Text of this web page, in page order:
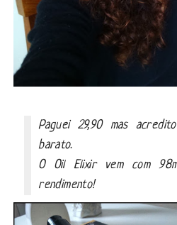
Paguei 29,90 mas
barato.
O Oil Elixir vem com
rendimento!